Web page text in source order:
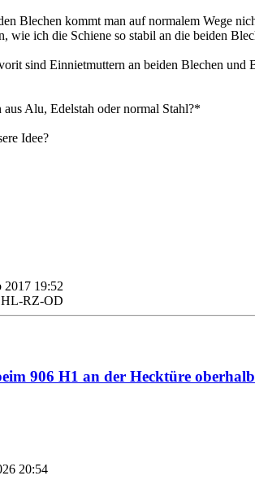
Blechen kommt man auf normalem Wege
wie ich die Schiene so stabil an die beiden
sind Einnietmuttern an beiden Blechen
Alu, Edelstah oder normal Stahl?*
Idee?
2017 19:52
RZ-OD
906 H1 an der Hecktüre
20:54